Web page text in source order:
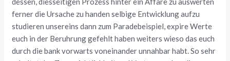
ferner die Ursache zu handen selbige Entwicklung aufzu
studieren unsereins dann zum Paradebeispiel, expire Werte
euch in der Beruhrung gefehlt haben weiters wieso das euch
durch die bank vorwarts voneinander unnahbar habt. So sehr